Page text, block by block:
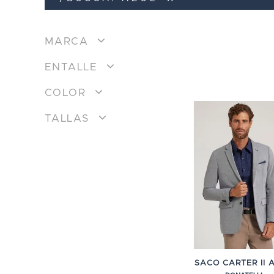
MARCA
ENTALLE
COLOR
TALLAS
SACO CARTER II